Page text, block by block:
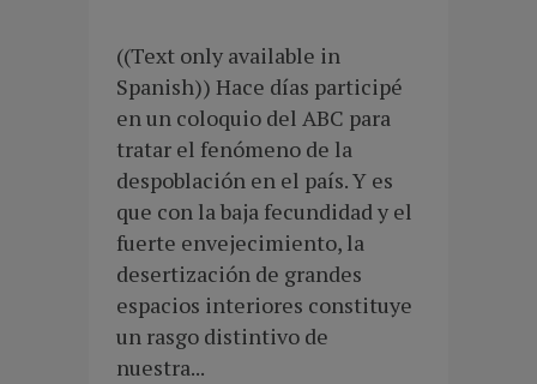
((Text only available in
Spanish)) Hace días participé
en un coloquio del ABC para
tratar el fenómeno de la
despoblación en el país. Y es
que con la baja fecundidad y el
fuerte envejecimiento, la
desertización de grandes
espacios interiores constituye
un rasgo distintivo de
nuestra...